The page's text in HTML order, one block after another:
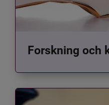
Forskning och